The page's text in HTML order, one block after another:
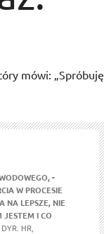
mówi: „Spróbuję
-
W PROCESIE
NA LEPSZE, NIE
JESTEM I CO
HR,